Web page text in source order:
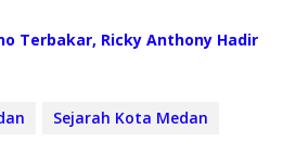
Terbakar, Ricky Anthony Hadir
Sejarah Kota Medan